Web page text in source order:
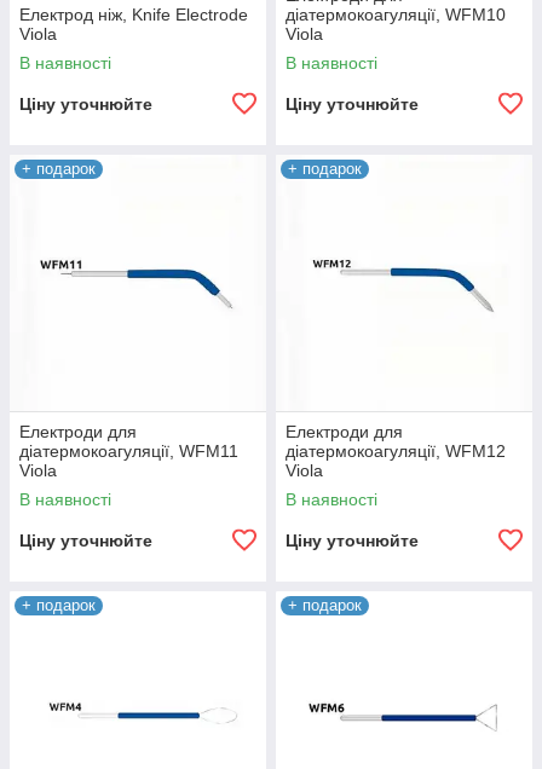
Електрод ніж, Knife Electrode
Viola
В наявності
Ціну уточнюйте
діатермокоагуляції, WFM10
Viola
В наявності
Ціну уточнюйте
+ подарок
Електроди для
діатермокоагуляції, WFM11
Viola
В наявності
Ціну уточнюйте
+ подарок
Електроди для
діатермокоагуляції, WFM12
Viola
В наявності
Ціну уточнюйте
+ подарок + подарок